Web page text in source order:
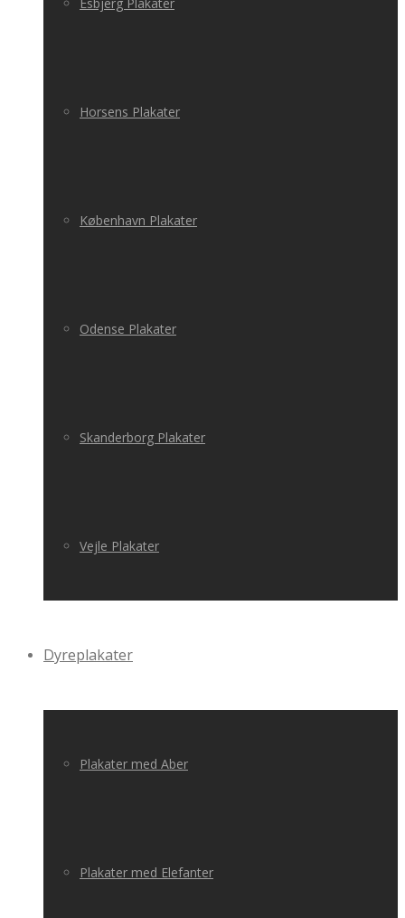
Horsens Plakater
København Plakater
Odense Plakater
Skanderborg Plakater
Vejle Plakater
Dyreplakater
Plakater med Aber
Plakater med Elefanter